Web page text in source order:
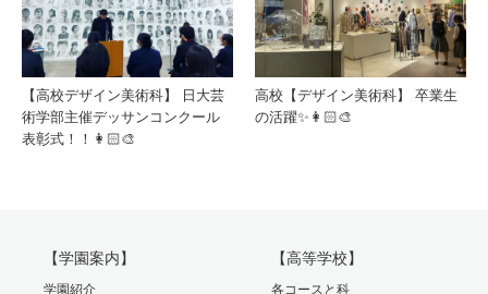
【高校デザイン美術科】 日大芸
術学部主催デッサンコンクール
表彰式！！👩🏻‍🎨
高校【デザイン美術科】 卒業生
の活躍✨👩🏻‍🎨
【学園案内】
学園紹介
【高等学校】
各コースと科